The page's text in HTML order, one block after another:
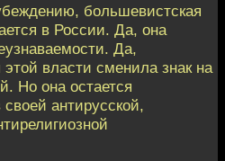
большевистская
в России. Да, она
Да,
власти сменила знак на
Но она остается
антирусской,